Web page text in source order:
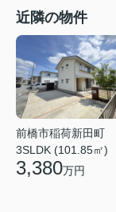
近隣の物件
前橋市稲荷新田町
3SLDK (101.85㎡)
3,380万円